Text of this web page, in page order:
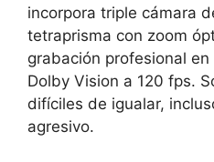
incorpora triple cámara
tetraprisma con zoom
grabación profesional en
Dolby Vision a 120 fps.
difíciles de igualar,
agresivo.